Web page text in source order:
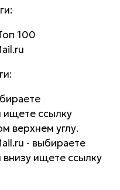
100
ссылку
верхнем углу.
- выбираете
ищете ссылку